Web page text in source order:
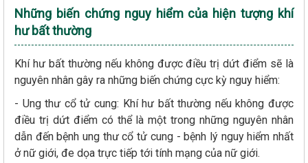
Những biến chứng nguy hiểm của hiện tượng khí
hư bất thường
Khí hư bất thường nếu không được điều trị dứt điểm sẽ là
nguyên nhân gây ra những biến chứng cực kỳ nguy hiểm:
- Ung thư cổ tử cung: Khí hư bất thường nếu không được
điều trị dứt điểm có thể là một trong những nguyên nhân
dẫn đến bệnh ung thư cổ tử cung - bệnh lý nguy hiểm nhất
ở nữ giới, đe dọa trực tiếp tới tính mạng của nữ giới.